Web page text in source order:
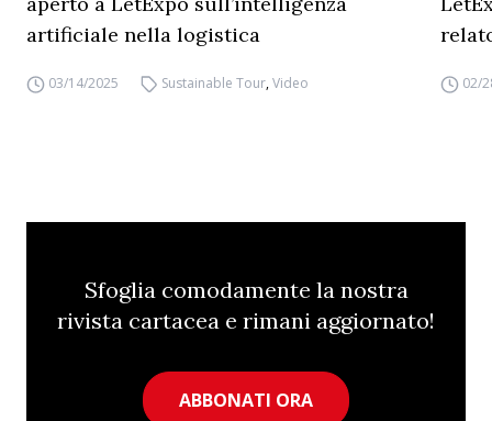
artificiale nella logistica
03/14/2025 Sustainable Tour,Video 02/
Sfoglia comodamente la nostra
rivista cartacea e rimani aggiornato!
ABBONATI ORA